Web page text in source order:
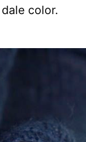
color.